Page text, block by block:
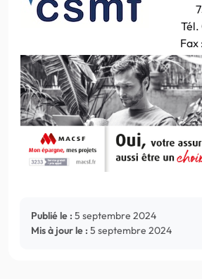
Tél.
Fax
Publié le : 5 septembre 2024
Mis à jour le : 5 septembre 2024